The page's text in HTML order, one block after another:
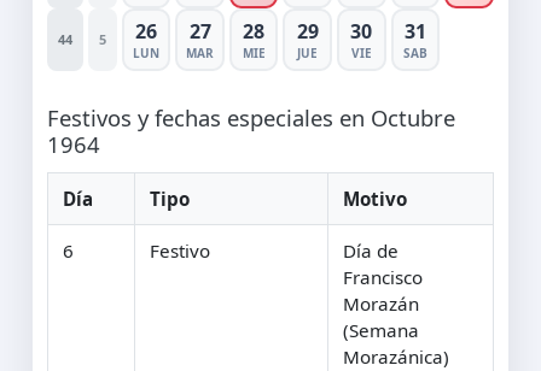
44 5 26
LUN
27
MAR
28
MIE
29
JUE
30
VIE
31
SAB
Festivos y fechas especiales en Octubre
1964
Día Tipo Motivo
6 Festivo
Día de
Francisco
Morazán
(Semana
Morazánica)